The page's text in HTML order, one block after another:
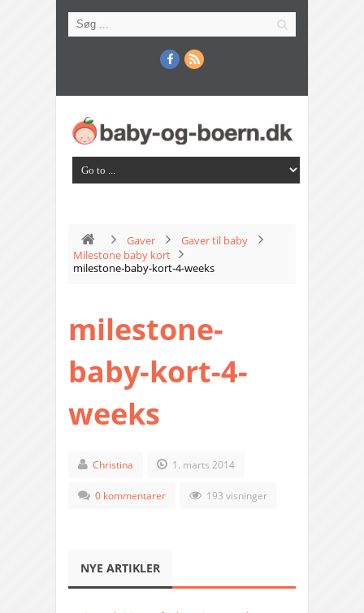
Gaver
Gaver til baby
Milestone baby kort
milestone-baby-kort-4-weeks
milestone-
baby-kort-4-
weeks
Christina 1. marts 2014
0 kommentarer 193 visninger
NYE ARTIKLER